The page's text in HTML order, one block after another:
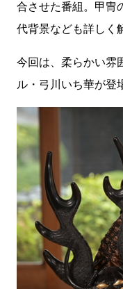
合させた番組。甲冑
代背景なども詳しく
今回は、柔らかい雰
ル・弓川いち華が登